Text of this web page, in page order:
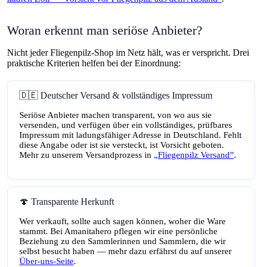
Woran erkennt man seriöse Anbieter?
Nicht jeder Fliegenpilz-Shop im Netz hält, was er verspricht. Drei
praktische Kriterien helfen bei der Einordnung:
🇩🇪 Deutscher Versand & vollständiges Impressum
Seriöse Anbieter machen transparent, von wo aus sie
versenden, und verfügen über ein vollständiges, prüfbares
Impressum mit ladungsfähiger Adresse in Deutschland. Fehlt
diese Angabe oder ist sie versteckt, ist Vorsicht geboten.
Mehr zu unserem Versandprozess in „Fliegenpilz Versand”.
🍄 Transparente Herkunft
Wer verkauft, sollte auch sagen können, woher die Ware
stammt. Bei Amanitahero pflegen wir eine persönliche
Beziehung zu den Sammlerinnen und Sammlern, die wir
selbst besucht haben — mehr dazu erfährst du auf unserer
Über-uns-Seite.